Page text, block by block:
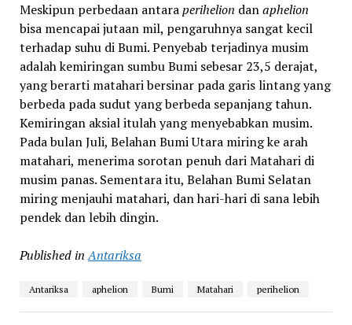
Meskipun perbedaan antaraperihelion danaphelion
bisa mencapai jutaan mil, pengaruhnya sangat kecil
terhadap suhu di Bumi. Penyebab terjadinya musim
adalah kemiringan sumbu Bumi sebesar 23,5 derajat,
yang berarti matahari bersinar pada garis lintang yang
berbeda pada sudut yang berbeda sepanjang tahun.
Kemiringan aksial itulah yang menyebabkan musim.
Pada bulan Juli, Belahan Bumi Utara miring ke arah
matahari, menerima sorotan penuh dari Matahari di
musim panas. Sementara itu, Belahan Bumi Selatan
miring menjauhi matahari, dan hari-hari di sana lebih
pendek dan lebih dingin.
Published in Antariksa
Antariksa aphelion Bumi Matahari perihelion